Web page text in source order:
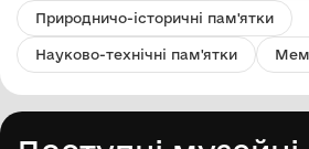
Природничо-історичні пам'ятки
Науково-технічні пам'ятки